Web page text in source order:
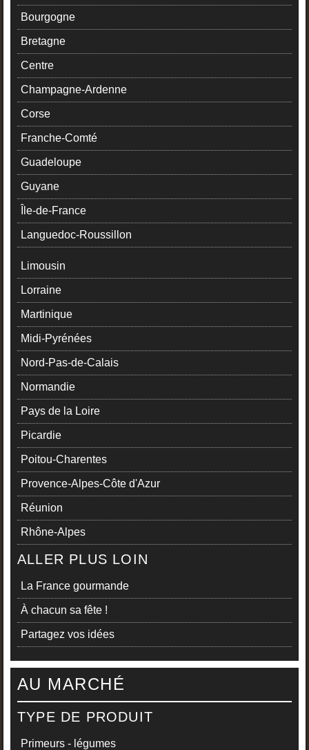
Bourgogne
Bretagne
Centre
Champagne-Ardenne
Corse
Franche-Comté
Guadeloupe
Guyane
Île-de-France
Languedoc-Roussillon
Limousin
Lorraine
Martinique
Midi-Pyrénées
Nord-Pas-de-Calais
Normandie
Pays de la Loire
Picardie
Poitou-Charentes
Provence-Alpes-Côte d'Azur
Réunion
Rhône-Alpes
ALLER PLUS LOIN
La France gourmande
À chacun sa fête !
Partagez vos idées
AU MARCHÉ
TYPE DE PRODUIT
Primeurs - légumes